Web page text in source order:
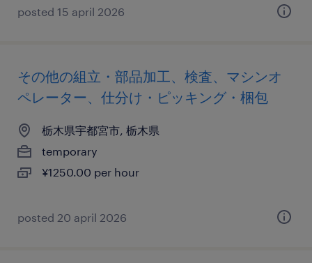
posted 15 april 2026
その他の組立・部品加工、検査、マシンオ
ペレーター、仕分け・ピッキング・梱包
栃木県宇都宮市, 栃木県
temporary
¥1250.00 per hour
posted 20 april 2026